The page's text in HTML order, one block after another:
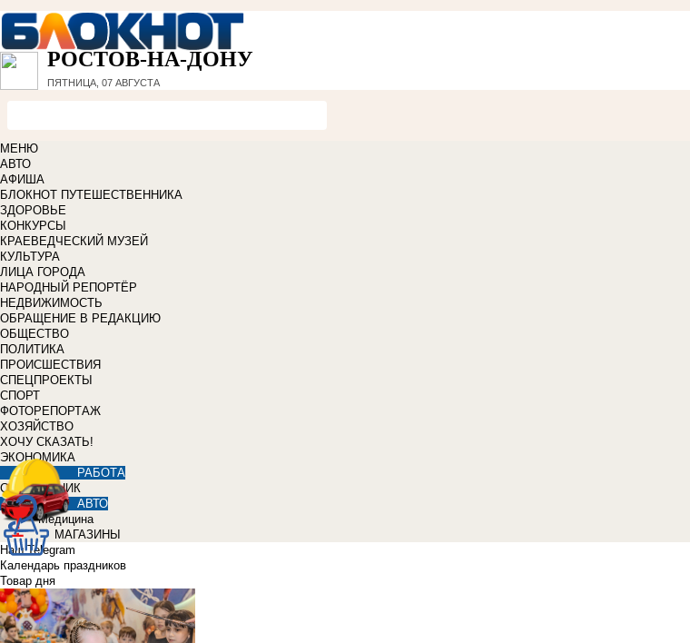
РОСТОВ-НА-ДОНУ
ПЯТНИЦА, 07 АВГУСТА
МЕНЮ
АВТО
АФИША
БЛОКНОТ ПУТЕШЕСТВЕННИКА
ЗДОРОВЬЕ
КОНКУРСЫ
КРАЕВЕДЧЕСКИЙ МУЗЕЙ
КУЛЬТУРА
ЛИЦА ГОРОДА
НАРОДНЫЙ РЕПОРТЁР
НЕДВИЖИМОСТЬ
ОБРАЩЕНИЕ В РЕДАКЦИЮ
ОБЩЕСТВО
ПОЛИТИКА
ПРОИСШЕСТВИЯ
СПЕЦПРОЕКТЫ
СПОРТ
ФОТОРЕПОРТАЖ
ХОЗЯЙСТВО
ХОЧУ СКАЗАТЬ!
ЭКОНОМИКА
РАБОТА
СПРАВОЧНИК
АВТО
Медицина
МАГАЗИНЫ
Наш Telegram
Календарь праздников
Товар дня